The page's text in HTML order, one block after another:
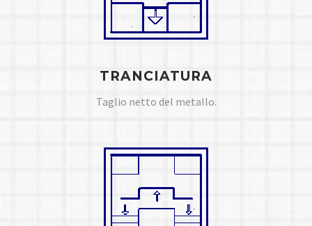
TRANCIATURA
Taglio netto del metallo.